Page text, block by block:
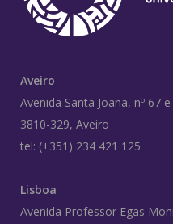
Aveiro
Avenida Santa Joana, nº 67
3810-329, Aveiro
tel: (+351) 234 421 125
Lisboa
Avenida Professor Egas